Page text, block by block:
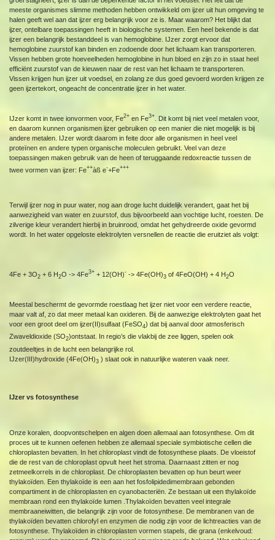
meeste organismes slimme methoden hebben ontwikkeld om ijzer uit hun omgeving te
halen geeft wel aan dat ijzer erg belangrijk voor ze is. Maar waarom? Het blijkt dat
ijzer, ontelbare toepassingen heeft in biologische systemen. Een heel bekende is dat
ijzer een belangrijk bestanddeel is van hemoglobine. IJzer zorgt ervoor dat
hemoglobine zuurstof kan binden en zodoende door het lichaam kan transporteren.
Vissen hebben grote hoeveelheden hemoglobine in hun bloed en zijn zo in staat heel
efficiënt zuurstof van de kieuwen naar de rest van het lichaam te transporteren.
Vissen krijgen hun ijzer uit voedsel, en zolang ze dus goed gevoerd worden krijgen ze
geen ijzertekort, ongeacht de concentratie ijzer in het water.
IJzer komt in twee ionvormen voor, Fe2+ en Fe3+
. Dit komt bij niet veel metalen voor,
en daarom kunnen organismen ijzer gebruiken op een manier die niet mogelijk is bij
andere metalen. IJzer wordt daarom in feite door alle organismen in heel veel
proteïnen en andere typen organische moleculen gebruikt. Veel van deze
toepassingen maken gebruik van de heen of teruggaande redoxreactie tussen de
twee vormen van ijzer: Fe++àß e-+Fe+++
Terwijl ijzer nog in puur water, nog aan droge lucht duidelijk verandert, gaat het bij
aanwezigheid van water en zuurstof, dus bijvoorbeeld aan vochtige lucht, roesten. De
zilverige kleur verandert hierbij in bruinrood, omdat het gehydreerde oxide gevormd
wordt. In het water opgeloste elektrolyten versnellen de reactie die eruitziet als volgt:
4Fe + 3O2 + 6 H2O -> 4Fe3+ + 12(OH)- -> 4Fe(OH)3 of 4FeO(OH) + 4 H2O
Meestal beschermt de gevormde roestlaag het ijzer niet voor een verdere reactie,
maar valt af, zo dat meer metaal kan oxideren. Bij de aanwezige elektrolyten gaat het
voor een groot deel om ijzer(II)sulfaat (FeSO4) dat bij aanval door atmosferisch
Zwaveldioxide (SO2)ontstaat. In regio’s die vlakbij de zee liggen, spelen ook
zoutdeeltjes in de lucht een belangrijke rol.
IJzer(III)hydroxide (4Fe(OH)3 ) slaat ook in natuurlijke wateren vaak neer.
IJzer vs fotosynthese
Onze koralen, doopvontschelpen en algen doen allemaal aan fotosynthese. Om dit
proces uit te kunnen oefenen hebben ze allemaal speciale symbiotische cellen die
chloroplasten bevatten. In het chloroplast vindt de fotosynthese plaats. De vloeistof
die de rest van de chloroplast opvult heet het stroma. Daarnaast zitten er nog
zetmeelkorrels in de chloroplast. De chloroplasten bevatten op hun beurt weer
thylakoïden. Een thylakoïde is een aan het fosfolipidedimembraan gebonden
compartiment in de chloroplasten en cyanobacteriën. Ze bestaan uit een thylakoïde
membraan rond een thylakoïde lumen .Thylakoïden bevatten veel integrale
membraaneiwitten, die belangrijk zijn voor de fotosynthese. De membranen van de
thylakoïden bevatten chlorofyl en enzymen die nodig zijn voor de lichtreacties van de
fotosynthese. Thylakoïden in chloroplasten vormen stapels, die grana (enkelvoud: